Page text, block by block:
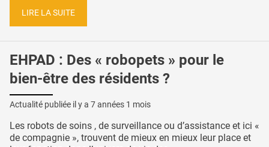
LIRE LA SUITE
EHPAD : Des « robopets » pour le
bien-être des résidents ?
Actualité publiée il y a 7 années 1 mois
Les robots de soins , de surveillance ou d’assistance et ici «
de compagnie », trouvent de mieux en mieux leur place et